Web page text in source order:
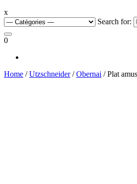
x
Search for:
0
Home /Utzschneider/Obernai / Plat